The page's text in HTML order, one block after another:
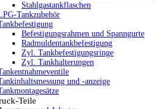
Stahlgastankflaschen
Tankzubehör
Befestigungsrahmen und Spanngurte
Radmuldentankbefestigung
Zyl. Tankbefestigungsringe
Zyl. Tankhalterungen
und -anzeige
Teile